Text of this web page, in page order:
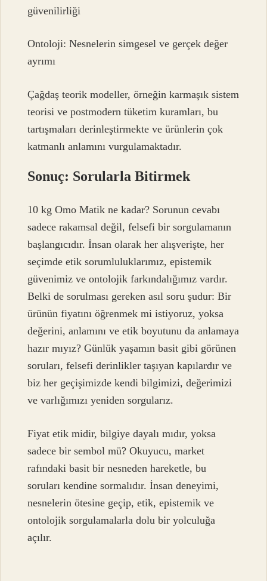
güvenilirliği
Ontoloji: Nesnelerin simgesel ve gerçek değer
ayrımı
Çağdaş teorik modeller, örneğin karmaşık sistem
teorisi ve postmodern tüketim kuramları, bu
tartışmaları derinleştirmekte ve ürünlerin çok
katmanlı anlamını vurgulamaktadır.
Sonuç: Sorularla Bitirmek
10 kg Omo Matik ne kadar? Sorunun cevabı
sadece rakamsal değil, felsefi bir sorgulamanın
başlangıcıdır. İnsan olarak her alışverişte, her
seçimde etik sorumluluklarımız, epistemik
güvenimiz ve ontolojik farkındalığımız vardır.
Belki de sorulması gereken asıl soru şudur: Bir
ürünün fiyatını öğrenmek mi istiyoruz, yoksa
değerini, anlamını ve etik boyutunu da anlamaya
hazır mıyız? Günlük yaşamın basit gibi görünen
soruları, felsefi derinlikler taşıyan kapılardır ve
biz her geçişimizde kendi bilgimizi, değerimizi
ve varlığımızı yeniden sorgularız.
Fiyat etik midir, bilgiye dayalı mıdır, yoksa
sadece bir sembol mü? Okuyucu, market
rafındaki basit bir nesneden hareketle, bu
soruları kendine sormalıdır. İnsan deneyimi,
nesnelerin ötesine geçip, etik, epistemik ve
ontolojik sorgulamalarla dolu bir yolculuğa
açılır.